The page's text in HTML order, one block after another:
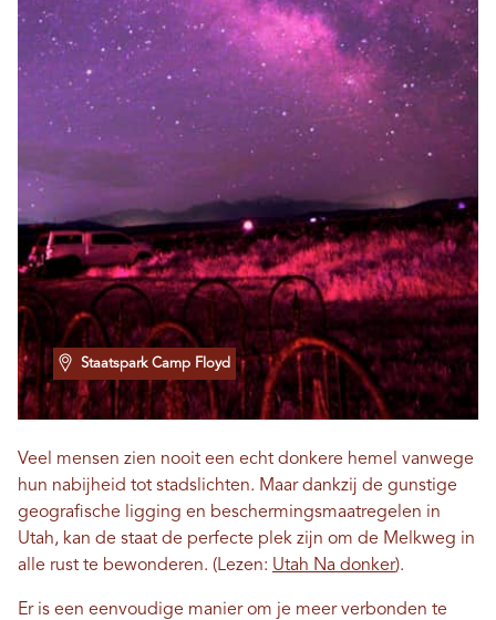
Staatspark Camp Floyd
Veel mensen zien nooit een echt donkere hemel vanwege
hun nabijheid tot stadslichten. Maar dankzij de gunstige
geografische ligging en beschermingsmaatregelen in
Utah, kan de staat de perfecte plek zijn om de Melkweg in
alle rust te bewonderen. (Lezen: Utah Na donker).
Er is een eenvoudige manier om je meer verbonden te